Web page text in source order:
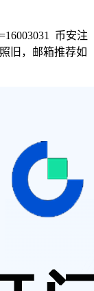
币安注
旧，邮箱推荐如